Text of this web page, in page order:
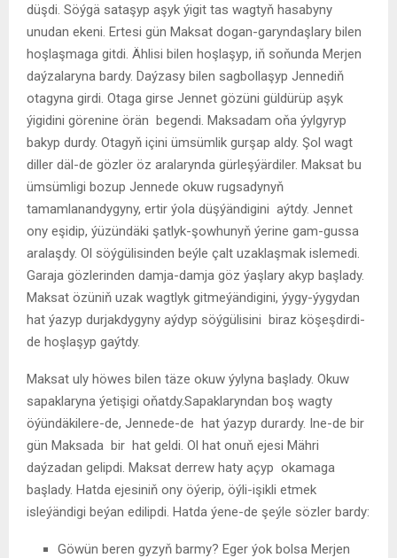
düşdi. Söýgä sataşyp aşyk ýigit tas wagtyň hasabyny
unudan ekeni. Ertesi gün Maksat dogan-garyndaşlary bilen
hoşlaşmaga gitdi. Ählisi bilen hoşlaşyp, iň soňunda Merjen
daýzalaryna bardy. Daýzasy bilen sagbollaşyp Jennediň
otagyna girdi. Otaga girse Jennet gözüni güldürüp aşyk
ýigidini görenine örän begendi. Maksadam oňa ýylgyryp
bakyp durdy. Otagyň içini ümsümlik gurşap aldy. Şol wagt
diller däl-de gözler öz aralarynda gürleşýärdiler. Maksat bu
ümsümligi bozup Jennede okuw rugsadynyň
tamamlanandygyny, ertir ýola düşýändigini aýtdy. Jennet
ony eşidip, ýüzündäki şatlyk-şowhunyň ýerine gam-gussa
aralaşdy. Ol söýgülisinden beýle çalt uzaklaşmak islemedi.
Garaja gözlerinden damja-damja göz ýaşlary akyp başlady.
Maksat özüniň uzak wagtlyk gitmeýändigini, ýygy-ýygydan
hat ýazyp durjakdygyny aýdyp söýgülisini biraz köşeşdirdi-
de hoşlaşyp gaýtdy.
Maksat uly höwes bilen täze okuw ýylyna başlady. Okuw
sapaklaryna ýetişigi oňatdy.Sapaklaryndan boş wagty
öýündäkilere-de, Jennede-de hat ýazyp durardy. Ine-de bir
gün Maksada bir hat geldi. Ol hat onuň ejesi Mähri
daýzadan gelipdi. Maksat derrew haty açyp okamaga
başlady. Hatda ejesiniň ony öýerip, öýli-işikli etmek
isleýändigi beýan edilipdi. Hatda ýene-de şeýle sözler bardy:
Göwün beren gyzyň barmy? Eger ýok bolsa Merjen